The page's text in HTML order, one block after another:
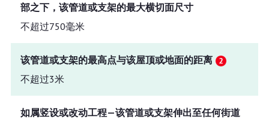
部之下，该管道或支架的最大横切面尺寸
不超过750毫米
该管道或支架的最高点与该屋顶或地面的距离
不超过3米
如属竖设或改动工程—该管道或支架伸出至任何街道